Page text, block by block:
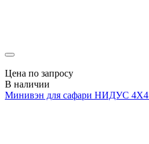
Цена по запросу
В наличии
Минивэн для сафари НИДУС 4X4